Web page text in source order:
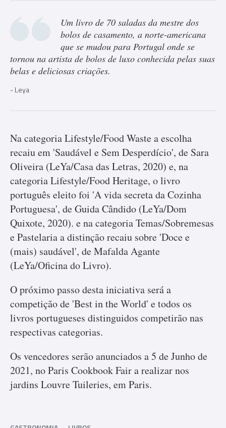
Um livro de 70 saladas da mestre dos
bolos de casamento, a norte-americana
que se mudou para Portugal onde se
tornou na artista de bolos de luxo conhecida pelas suas
belas e deliciosas criações.
Leya
Na categoria Lifestyle/Food Waste a escolha
recaiu em 'Saudável e Sem Desperdício', de Sara
Oliveira (LeYa/Casa das Letras, 2020) e, na
categoria Lifestyle/Food Heritage, o livro
português eleito foi 'A vida secreta da Cozinha
Portuguesa', de Guida Cândido (LeYa/Dom
Quixote, 2020). e na categoria Temas/Sobremesas
e Pastelaria a distinção recaiu sobre 'Doce e
(mais) saudável', de Mafalda Agante
(LeYa/Oficina do Livro).
O próximo passo desta iniciativa será a
competição de 'Best in the World' e todos os
livros portugueses distinguidos competirão nas
respectivas categorias.
Os vencedores serão anunciados a 5 de Junho de
2021, no Paris Cookbook Fair a realizar nos
jardins Louvre Tuileries, em Paris.